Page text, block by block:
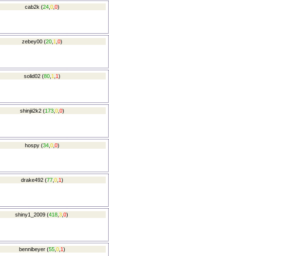
cab2k (24 0 0)
zebey00 (20, 1 0)
solid02 (80 1 1)
shinjii2k2 (173, 0, 0)
hospy (34 0 0)
drake492 (77, 0, 1)
shiny1_2009 (418 3 0)
bennibeyer (55, 0, 1)